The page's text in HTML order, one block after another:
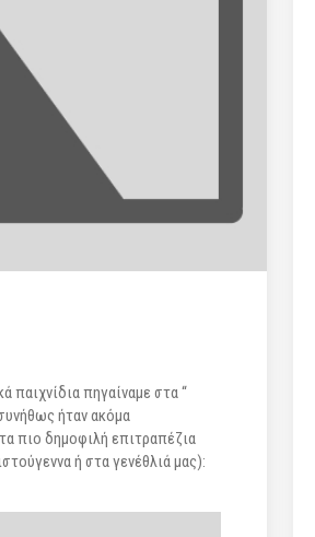
παιχνίδια πηγαίναμε στα “
ήταν ακόμα
πιο δημοφιλή επιτραπέζια
ή στα γενέθλιά μας):